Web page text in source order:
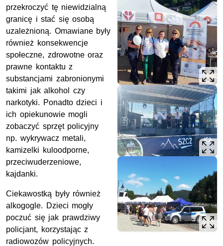
przekroczyć tę niewidzialną
granicę i stać się osobą
uzależnioną. Omawiane były
również konsekwencje
społeczne, zdrowotne oraz
prawne kontaktu z
substancjami zabronionymi
takimi jak alkohol czy
narkotyki. Ponadto dzieci i
ich opiekunowie mogli
zobaczyć sprzęt policyjny
np. wykrywacz metali,
kamizelki kuloodporne,
przeciwuderzeniowe,
kajdanki.
Ciekawostką były również
alkogogle. Dzieci mogły
poczuć się jak prawdziwy
policjant, korzystając z
radiowozów policyjnych.